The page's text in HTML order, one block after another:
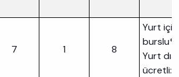
7 1 8
Yurt içi
burslu*:
Yurt dışı
ücretli: 1